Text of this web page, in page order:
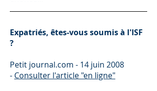
Expatriés, êtes-vous soumis à l'ISF
?
Petit journal.com - 14 juin 2008
- Consulter l'article "en ligne"